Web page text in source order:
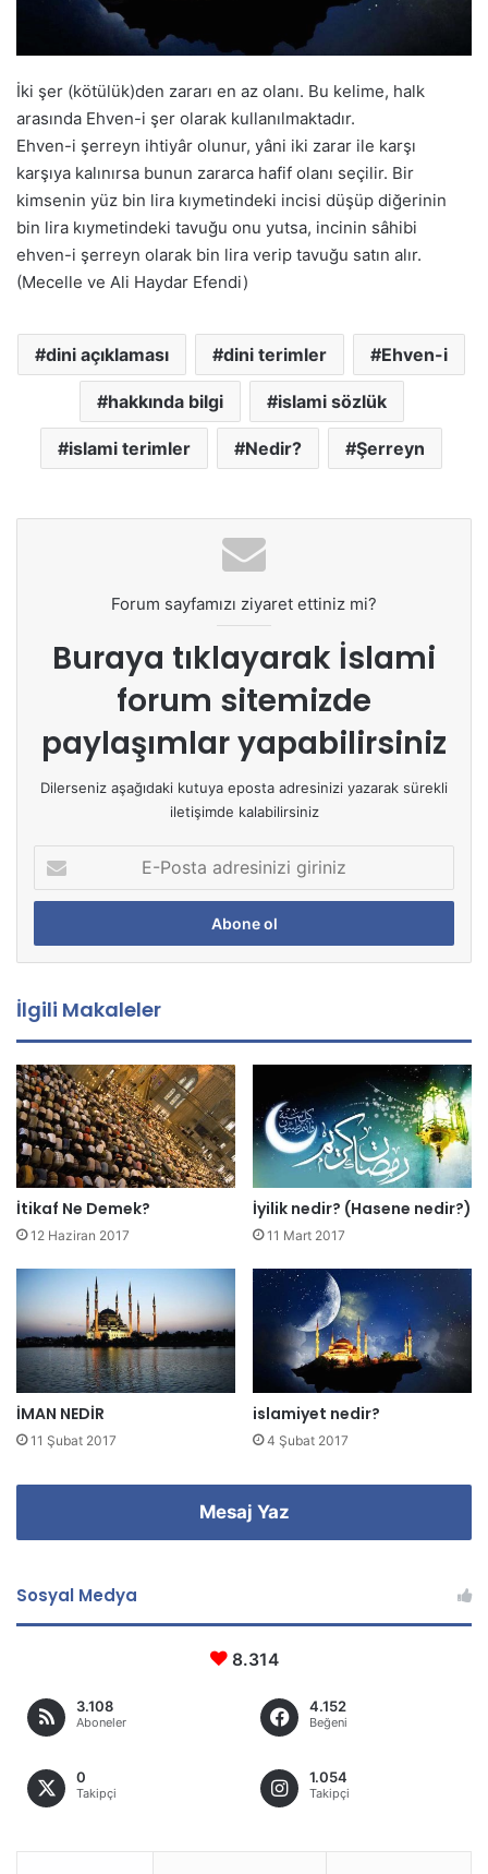
İki şer (kötülük)den zararı en az olanı. Bu kelime, halk
arasında Ehven-i şer olarak kullanılmaktadır.
Ehven-i şerreyn ihtiyâr olunur, yâni iki zarar ile karşı
karşıya kalınırsa bunun zararca hafif olanı seçilir. Bir
kimsenin yüz bin lira kıymetindeki incisi düşüp diğerinin
bin lira kıymetindeki tavuğu onu yutsa, incinin sâhibi
ehven-i şerreyn olarak bin lira verip tavuğu satın alır.
(Mecelle ve Ali Haydar Efendi)
dini açıklaması dini terimler Ehven-i
hakkında bilgi islami sözlük
islami terimler Nedir? Şerreyn
Forum sayfamızı ziyaret ettiniz mi?
Buraya tıklayarak İslami
forum sitemizde
paylaşımlar yapabilirsiniz
Dilerseniz aşağıdaki kutuya eposta adresinizi yazarak sürekli
iletişimde kalabilirsiniz
P
s
a
d
r
e
s
i
n
i
z
g
i
i
n
İlgili Makaleler
İtikaf Ne Demek?
12 Haziran 2017
İyilik nedir? (Hasene nedir?)
11 Mart 2017
İMAN NEDİR
11 Şubat 2017
islamiyet nedir?
4 Şubat 2017
Mesaj Yaz
Sosyal Medya
8.314
3.108
Aboneler
4.152
Beğeni
0
Takipçi
1.054
Takipçi